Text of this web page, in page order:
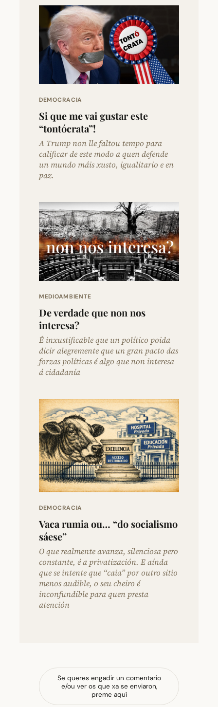
DEMOCRACIA
Si que me vai gustar este
“tontócrata”!
A Trump non lle faltou tempo para
calificar de este modo a quen defende
un mundo máis xusto, igualitario e en
paz.
MEDIOAMBIENTE
De verdade que non nos
interesa?
É inxustificable que un político poida
dicir alegremente que un gran pacto das
forzas políticas é algo que non interesa
á cidadanía
DEMOCRACIA
Vaca rumia ou… “do socialismo
sáese”
O que realmente avanza, silenciosa pero
constante, é a privatización. E aínda
que se intente que “caia” por outro sitio
menos audible, o seu cheiro é
inconfundible para quen presta
atención
Se queres engadir un comentario
e/ou ver os que xa se enviaron,
preme aquí